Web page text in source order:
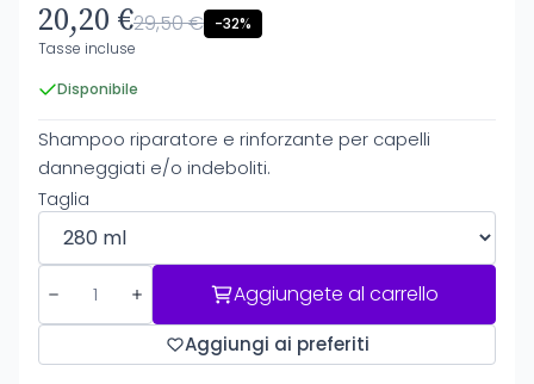
20,20 €29,50 € -32%
Tasse incluse
Disponibile
Shampoo riparatore e rinforzante per capelli
danneggiati e/o indeboliti.
Taglia
Aggiungete al carrello
Aggiungi ai preferiti